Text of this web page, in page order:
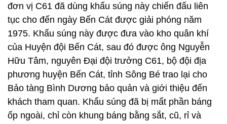
đơn vị C61 đã dùng khẩu súng này chiến đấu liên
tục cho đến ngày Bến Cát được giải phóng năm
1975. Khẩu súng này được đưa vào kho quân khí
của Huyện đội Bến Cát, sau đó được ông Nguyễn
Hữu Tâm, nguyên Đại đội trưởng C61, bộ đội địa
phương huyện Bến Cát, tỉnh Sông Bé trao lại cho
Bảo tàng Bình Dương bảo quản và giới thiệu đến
khách tham quan. Khẩu súng đã bị mất phần báng
ốp ngoài, chỉ còn khung báng bằng sắt, cũ, rỉ và